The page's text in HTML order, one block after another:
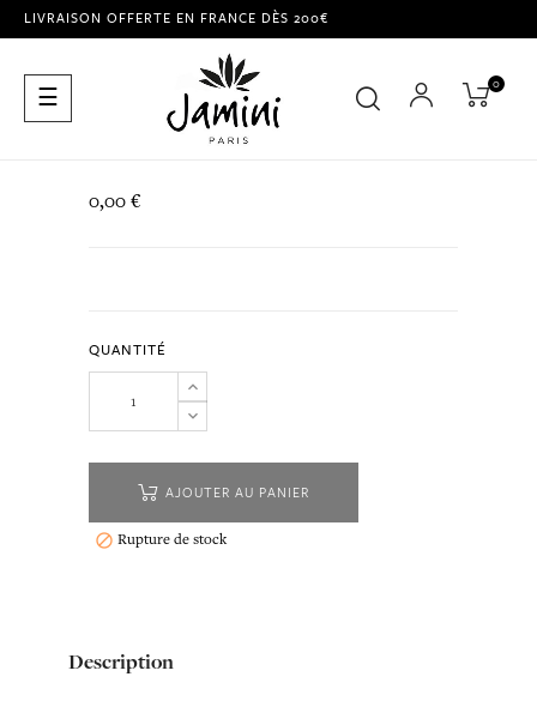
LIVRAISON OFFERTE EN FRANCE DÈS 200€
Basculer
la
☰ 0
0,00 €
QUANTITÉ
AJOUTER AU PANIER
 Rupture de stock
Description